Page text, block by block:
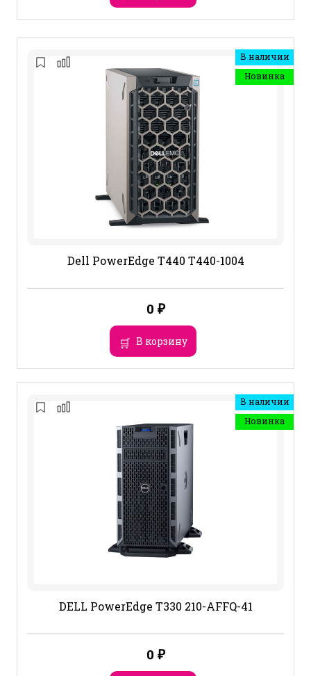
В наличии
Новинка
Dell PowerEdge T440 T440-1004
0 ₽
В корзину
В наличии
Новинка
DELL PowerEdge T330 210-AFFQ-41
0 ₽